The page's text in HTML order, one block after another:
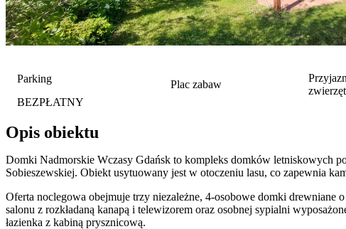
Parking
BEZPŁATNY
Plac zabaw
Opis obiektu
Domki Nadmorskie Wczasy Gdańsk to kompleks domków letniskowych
Sobieszewskiej. Obiekt usytuowany jest w otoczeniu lasu, co zapewnia
Oferta noclegowa obejmuje trzy niezależne, 4-osobowe domki drewniane
salonu z rozkładaną kanapą i telewizorem oraz osobnej sypialni
łazienka z kabiną prysznicową.